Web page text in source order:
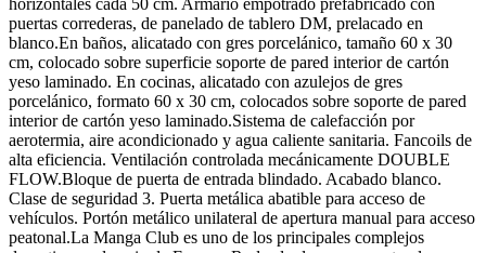
puertas correderas, de panelado de tablero DM, prelacado en
blanco.En baños, alicatado con gres porcelánico, tamaño 60 x 30
cm, colocado sobre superficie soporte de pared interior de cartón
yeso laminado. En cocinas, alicatado con azulejos de gres
porcelánico, formato 60 x 30 cm, colocados sobre soporte de pared
interior de cartón yeso laminado.Sistema de calefacción por
aerotermia, aire acondicionado y agua caliente sanitaria. Fancoils de
alta eficiencia. Ventilación controlada mecánicamente DOUBLE
FLOW.Bloque de puerta de entrada blindado. Acabado blanco.
Clase de seguridad 3. Puerta metálica abatible para acceso de
vehículos. Portón metálico unilateral de apertura manual para acceso
peatonal.La Manga Club es uno de los principales complejos